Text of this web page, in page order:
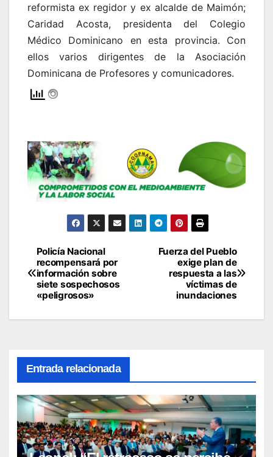
reformista ex regidor y ex alcalde de Maimón;
Caridad Acosta, presidenta del Colegio
Médico Dominicano en esta provincia. Con
ellos varios dirigentes de la Asociación
Dominicana de Profesores y comunicadores.
Navegación
de
entradas
Fuerza del Pueblo
exige plan de
respuesta a las
víctimas de
inundaciones
Policía Nacional
recompensará por
información sobre
siete sospechosos
«peligrosos»
Entrada relacionada